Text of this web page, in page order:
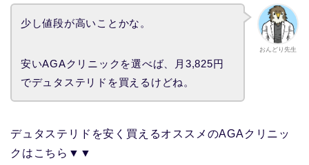
おんどり先生
少し値段が高いことかな。
安いAGAクリニックを選べば、月3,825円
でデュタステリドを買えるけどね。
デュタステリドを安く買えるオススメのAGAクリニッ
クはこちら▼▼